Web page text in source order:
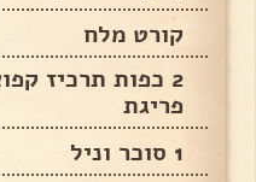
קורט מלח
2 כפות תרכיז
פריגת
1 סוכר וניל